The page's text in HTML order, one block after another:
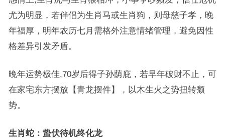
尤为明显，若伴侣为生肖马或生肖狗，则母慈子孝，晚
年福厚，明年农历七月需格外注意情绪管理，避免因性
格差异引发矛盾。
晚年运势极佳,70岁后得子孙荫庇，若早年破财不止，可
在家宅东方摆放【青龙摆件】，以木生火之势扭转颓
势。
生肖蛇：蛰伏待机终化龙